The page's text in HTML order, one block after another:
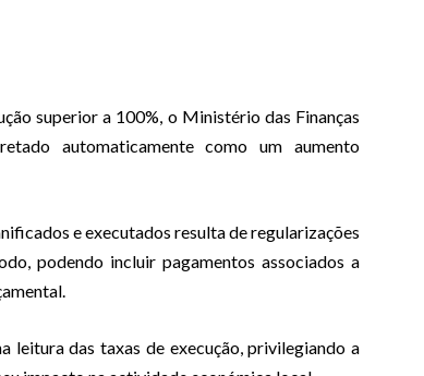
superior a 100%, o Ministério das Finanças
automaticamente como um aumento
e executados resulta de regularizações
podendo incluir pagamentos associados a
leitura das taxas de execução, privilegiando a